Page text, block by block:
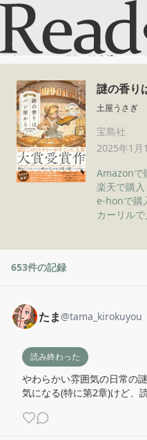
謎の香
ホーム 謎の香りはパン
謎の香り
土屋うさぎ
宝島社
2025年1月
Amazonで
楽天で購入
e-honで購
カーリル
653件の記録
たま@tama_kirokuyou
読み終わった
やわらかい雰囲気の日常の
気になる(特に第2章)けど、